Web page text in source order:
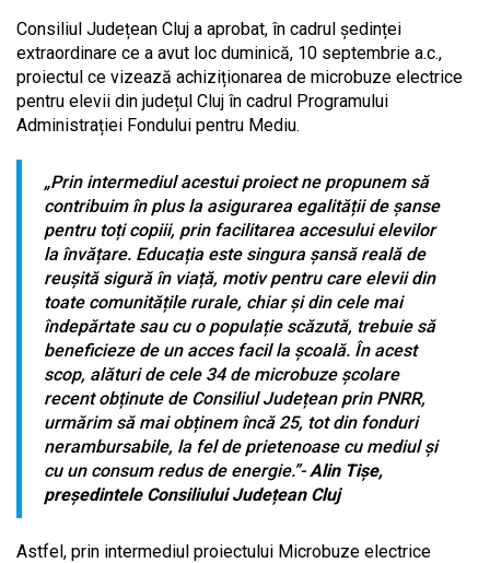
Consiliul Județean Cluj a aprobat, în cadrul ședinței
extraordinare ce a avut loc duminică, 10 septembrie a.c.,
proiectul ce vizează achiziționarea de microbuze electrice
pentru elevii din județul Cluj în cadrul Programului
Administrației Fondului pentru Mediu.
„Prin intermediul acestui proiect ne propunem să
contribuim în plus la asigurarea egalității de șanse
pentru toți copiii, prin facilitarea accesului elevilor
la învățare. Educația este singura șansă reală de
reușită sigură în viață, motiv pentru care elevii din
toate comunitățile rurale, chiar și din cele mai
îndepărtate sau cu o populație scăzută, trebuie să
beneficieze de un acces facil la școală. În acest
scop, alături de cele 34 de microbuze școlare
recent obținute de Consiliul Județean prin PNRR,
urmărim să mai obținem încă 25, tot din fonduri
nerambursabile, la fel de prietenoase cu mediul și
cu un consum redus de energie.”-Alin Tișe,
președintele Consiliului Județean Cluj
Astfel, prin intermediul proiectului Microbuze electrice